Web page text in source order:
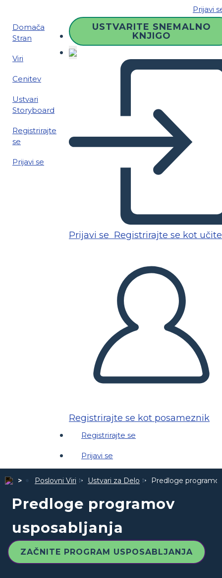
Prijavi
Domača
Stran
Viri
Cenitev
Ustvari
Storyboard
Registrirajte
se
Prijavi se
USTVARITE SNEMALNO
KNJIGO
Prijavi se Registrirajte se kot
Registrirajte se kot posameznik
Registrirajte se
Prijavi se
Poslovni Viri Ustvari za Delo Predloge
Predloge programov
usposabljanja
ZAČNITE PROGRAM USPOSABLJANJA